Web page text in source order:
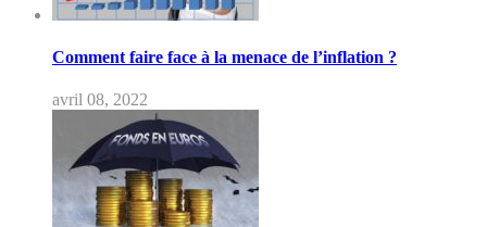
Comment faire face à la menace de l’inflation ?
avril 08, 2022